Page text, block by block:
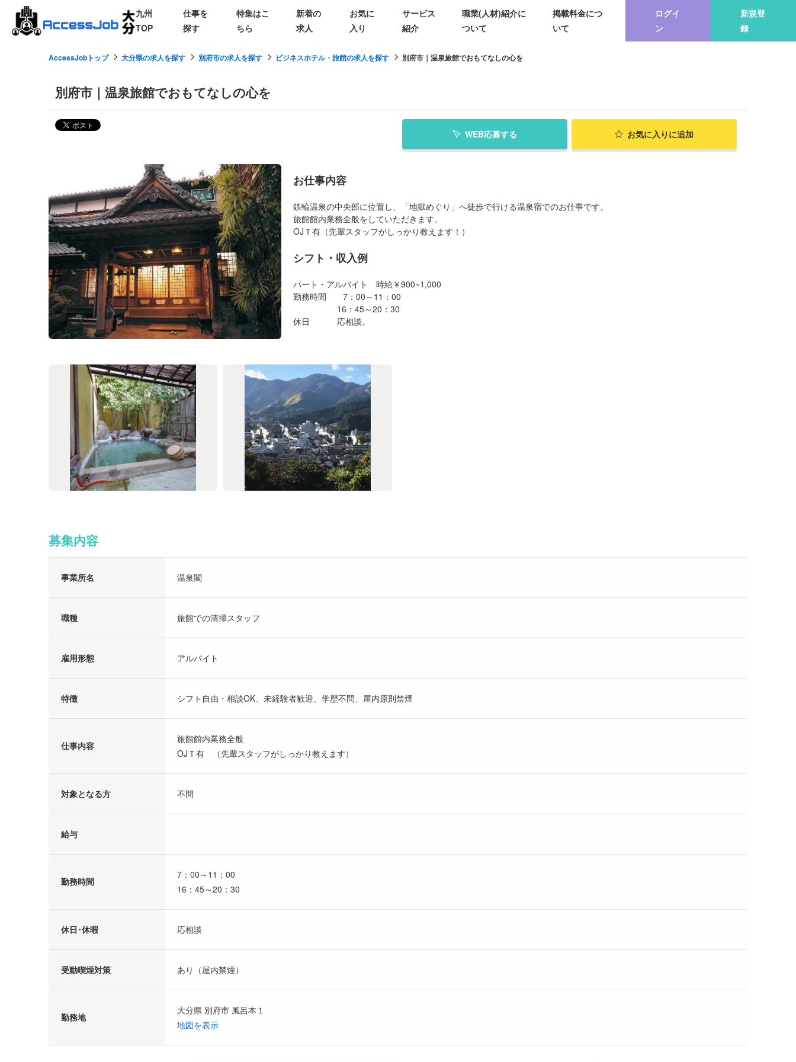
九州
TOP
仕事を
探す
特集はこ
ちら
新着の
求人
お気に
入り
サービス
紹介
職業(人材)紹介に
ついて
掲載料金につ
いて
ログイ
ン
新規登
録
AccessJobトップ 大分県の求人を探す 別府市の求人を探す ビジネスホテル・旅館の求人を探す 別府市｜温泉旅館でおもてなしの心を
別府市｜温泉旅館でおもてなしの心を
WEB応募する お気に入り に追加
お仕事内容
鉄輪温泉の中央部に位置し、「地獄めぐり」へ徒歩で行ける温泉宿でのお仕事です。
旅館館内業務全般をしていただきます。
OJＴ有（先輩スタッフがしっかり教えます！）
シフト・収入例
パート・アルバイト 時給￥900~1,000
勤務時間 7：00～11：00
16：45～20：30
休日 応相談。
募集内容
事業所名 温泉閣
職種 旅館での清掃スタッフ
雇用形態 アルバイト
特徴 シフト自由・相談OK、未経験者歓迎、学歴不問、屋内原則禁煙
仕事内容
旅館館内業務全般
OJＴ有 （先輩スタッフがしっかり教えます）
対象となる方 不問
給与
勤務時間
7：00～11：00
16：45～20：30
休日･休暇 応相談
受動喫煙対策 あり（屋内禁煙）
勤務地
大分県 別府市 風呂本１
地図を表示